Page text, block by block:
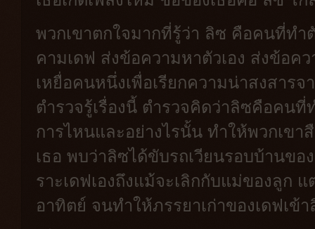
พวกเขาตกใจมากที่รู้ว่า ลิซ คือคนที่ท
คามเดฟ ส่งข้อความหาตัวเอง ส่งข้อค
เหยื่อคนหนึ่งเพื่อเรียกความน่าสงสาร
ตำรวจรู้เรื่องนี้ ตำรวจคิดว่าลิซคือคน
การไหนและอย่างไรนั้น ทำให้พวกเข
เธอ พบว่าลิซได้ขับรถเวียนรอบบ้านขอ
ราะเดฟเองถึงแม้จะเลิกกับแม่ของลูก
อาทิตย์ จนทำให้ภรรยาเก่าของเดฟเข้